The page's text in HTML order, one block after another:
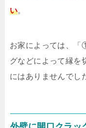
い。
お家によっては、
グなどによって縁を
にはありませんでし